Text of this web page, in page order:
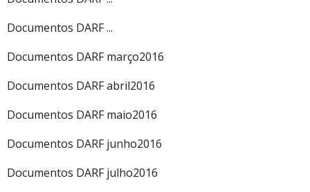
Documentos DARF ...
Documentos DARF março2016
Documentos DARF abril2016
Documentos DARF maio2016
Documentos DARF junho2016
Documentos DARF julho2016